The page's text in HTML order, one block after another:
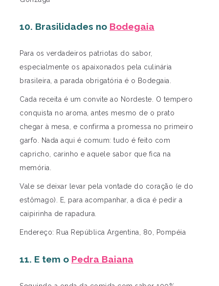
10. Brasilidades no Bodegaia
Para os verdadeiros patriotas do sabor,
especialmente os apaixonados pela culinária
brasileira, a parada obrigatória é o Bodegaia.
Cada receita é um convite ao Nordeste. O tempero
conquista no aroma, antes mesmo de o prato
chegar à mesa, e confirma a promessa no primeiro
garfo. Nada aqui é comum: tudo é feito com
capricho, carinho e aquele sabor que fica na
memória.
Vale se deixar levar pela vontade do coração (e do
estômago). E, para acompanhar, a dica é pedir a
caipirinha de rapadura.
Endereço: Rua República Argentina, 80, Pompéia
11. E tem o Pedra Baiana